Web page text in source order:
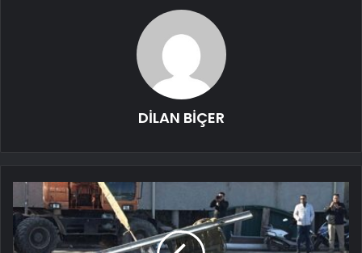
DİLAN BİÇER